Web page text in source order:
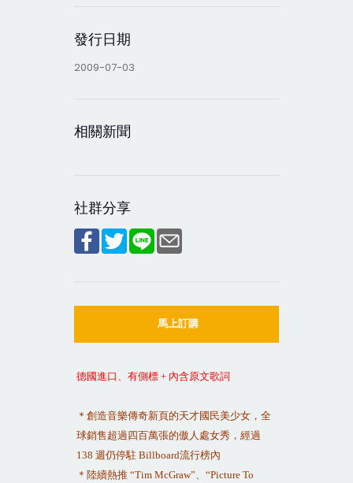
發行日期
2009-07-03
相關新聞
社群分享
馬上訂購
德國進口、有側標+ 內含原文歌詞
＊創造音樂傳奇新頁的天才國民美少女，全
球銷售超過四百萬張的傲人處女秀，經過
138 週仍停駐 Billboard流行榜內
＊陸續熱推 “Tim McGraw”、 “Picture To